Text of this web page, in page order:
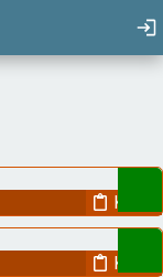
Kopiuj
Kopiuj